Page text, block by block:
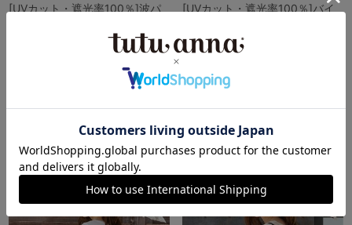
[UVカット・遮光率100％]波パ
[UVカット・遮光率100％]バイ
傘（晴雨兼用）
￥2,189 (税込)